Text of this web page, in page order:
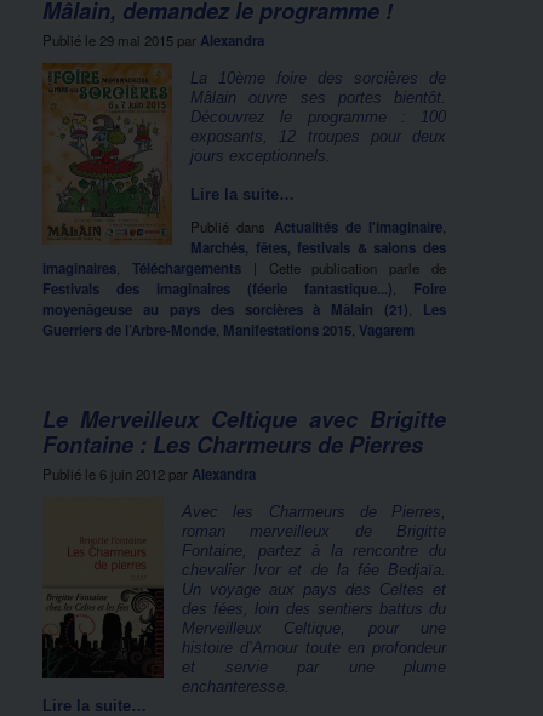
Mâlain, demandez le programme !
Publié le 29 mai 2015 par Alexandra
La 10ème foire des sorcières de
Mâlain ouvre ses portes bientôt.
Découvrez le programme : 100
exposants, 12 troupes pour deux
jours exceptionnels.
Lire la suite…
Publié dans Actualités de l'imaginaire
Marchés, fêtes, festivals & salons des
imaginaires
Téléchargements | Cette publication parle de
Festivals des imaginaires (féerie fantastique...)
Foire
moyenâgeuse au pays des sorcières à Mâlain (21)
Les
Guerriers de l’Arbre-Monde Manifestations 2015 Vagarem
Le Merveilleux Celtique avec Brigitte
Fontaine : Les Charmeurs de Pierres
Publié le 6 juin 2012 par Alexandra
Avec les Charmeurs de Pierres,
roman merveilleux de Brigitte
Fontaine, partez à la rencontre du
chevalier Ivor et de la fée Bedjaïa.
Un voyage aux pays des Celtes et
des fées, loin des sentiers battus du
Merveilleux Celtique, pour une
histoire d’Amour toute en profondeur
et servie par une plume
enchanteresse.
Lire la suite…